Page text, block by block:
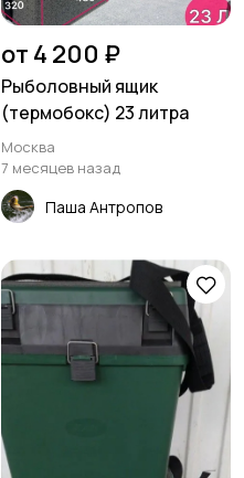
от 4 200 ₽
Рыболовный ящик
(термобокс) 23 литра
Москва
7 месяцев назад
Паша Антропов